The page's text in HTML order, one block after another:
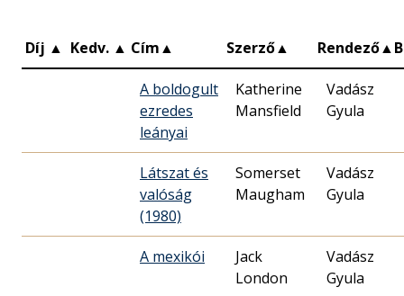
Díj ▲ Kedv. ▲ Cím▲ Szerző▲ Rendező▲
A boldogult
ezredes
leányai
Katherine
Mansfield
Vadász
Gyula
Látszat és
valóság
(1980)
Somerset
Maugham
Vadász
Gyula
A mexikói
Jack
London
Vadász
Gyula